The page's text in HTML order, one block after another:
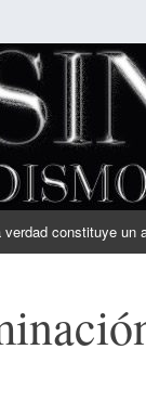
constituye un